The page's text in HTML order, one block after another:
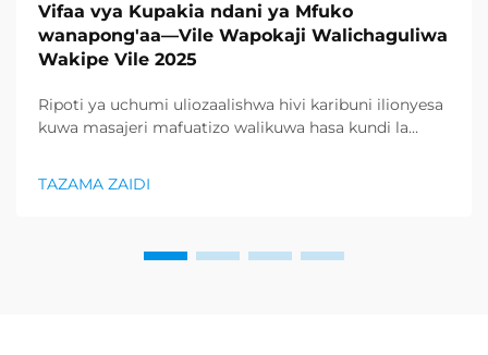
Vifaa vya Kupakia ndani ya Mfuko
wanapong'aa—Vile Wapokaji Walichaguliwa
Wakipe Vile 2025
Ripoti ya uchumi uliozaalishwa hivi karibuni ilionyesa
kuwa masajeri mafuatizo walikuwa hasa kundi la
kurejesha. Wakuzaji wamekuwa wamefahamu ...
TAZAMA ZAIDI